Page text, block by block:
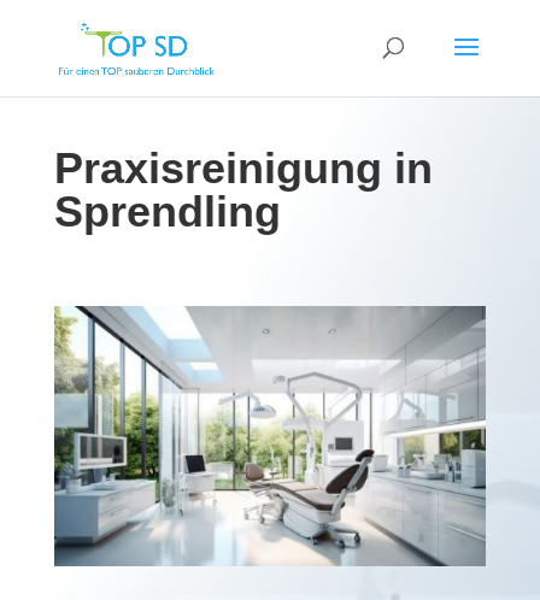
Praxisreinigung in
Sprendling